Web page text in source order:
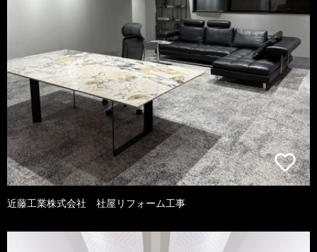
近藤工業株式会社 社屋リフォーム工事